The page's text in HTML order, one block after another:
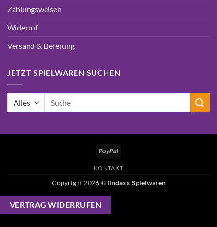
Zahlungsweisen
Widerruf
Versand & Lieferung
JETZT SPIELWAREN SUCHEN
PayPal
KONTAKT
Copyright 2026 © lindaxx Spielwaren
VERTRAG WIDERRUFEN